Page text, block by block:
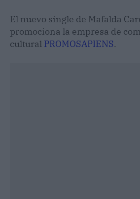
El nuevo single de Mafalda
promociona la empresa de
cultural PROMOSAPIENS.